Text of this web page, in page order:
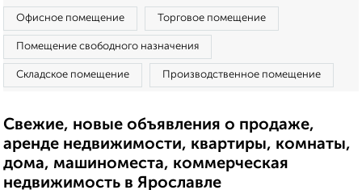
Офисное помещение Торговое помещение
Помещение свободного назначения
Складское помещение Производственное помещение
Свежие, новые объявления о продаже,
аренде недвижимости, квартиры, комнаты,
дома, машиноместа, коммерческая
недвижимость в Ярославле